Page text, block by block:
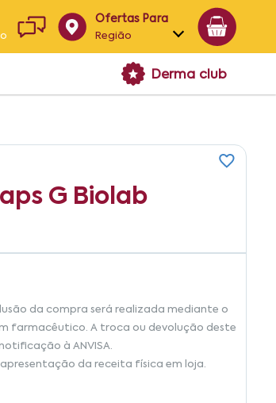
Ofertas Para
Região
Alagoas
Derma club
G Biolab
da compra será realizada mediante o
farmacêutico. A troca ou devolução deste
à ANVISA.
da receita física em loja.